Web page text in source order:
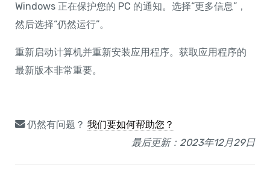
Windows 正在保护您的 PC 的通知。选择“更多信息”，
然后选择“仍然运行”。
重新启动计算机并重新安装应用程序。获取应用程序的
最新版本非常重要。
仍然有问题？我们要如何帮助您？
最后更新：2023年12月29日